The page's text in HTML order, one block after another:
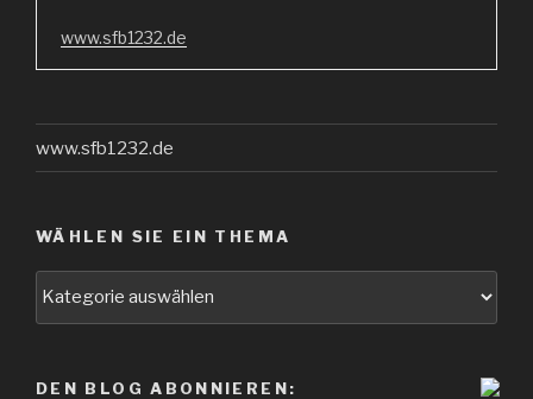
www.sfb1232.de
www.sfb1232.de
WÄHLEN SIE EIN THEMA
DEN BLOG ABONNIEREN: